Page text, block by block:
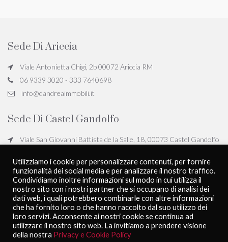
Sede Di Ariccia
Viale Antonietta Chigi, 2b 00072 Ariccia RM
06 9339 3020 - 333 7640698
info@dandreaimmobili.it
Sede Di Castel Gandolfo
Viale San Giovanni Battista de la Salle, 18, 00073 Castel Gandolfo
06 9339 3020 - 333 7640698
info@dandreaimmobili.it
D'Andrea Immobili - All rights reserved Privacy Policy
Powered byPubliworkComunicare
Utilizziamo i cookie per personalizzare contenuti, per fornire
funzionalità dei social media e per analizzare il nostro traffico.
Condividiamo inoltre informazioni sul modo in cui utilizza il
nostro sito con i nostri partner che si occupano di analisi dei
dati web, i quali potrebbero combinarle con altre informazioni
che ha fornito loro o che hanno raccolto dal suo utilizzo dei
loro servizi. Acconsente ai nostri cookie se continua ad
utilizzare il nostro sito web. La invitiamo a prendere visione
della nostra Privacy e Cookie Policy